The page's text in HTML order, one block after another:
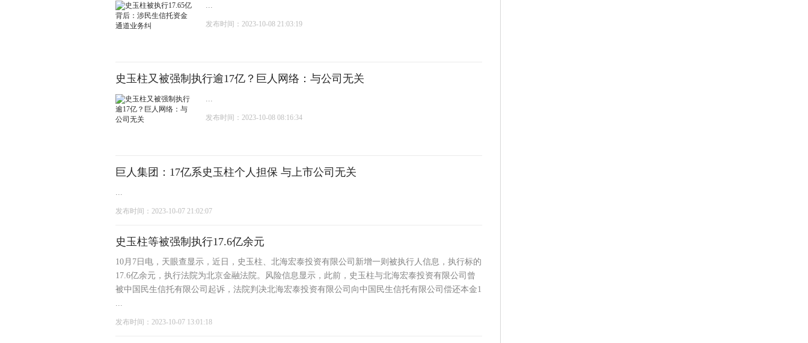
...
发布时间：2023-10-08 21:03:19
史玉柱又被强制执行逾17亿？巨人网络：与公司无关
...
发布时间：2023-10-08 08:16:34
巨人集团：17亿系史玉柱个人担保 与上市公司无关
...
发布时间：2023-10-07 21:02:07
史玉柱等被强制执行17.6亿余元
10月7日电，天眼查显示，近日，史玉柱、北海宏泰投资有限公司新增一则被执行人信息，执行标的
17.6亿余元，执行法院为北京金融法院。风险信息显示，此前，史玉柱与北海宏泰投资有限公司曾
被中国民生信托有限公司起诉，法院判决北海宏泰投资有限公司向中国民生信托有限公司偿还本金1
...
发布时间：2023-10-07 13:01:18